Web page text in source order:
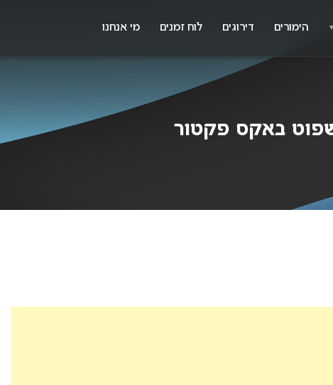
באקס פקטור
▼ הימורים דירוגים לוח זמנים מי אנחנו